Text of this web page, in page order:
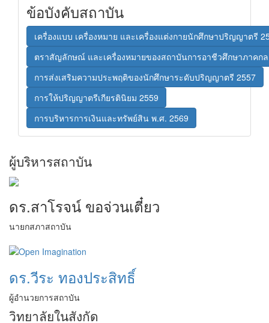
ข้อบังคับสถาบัน
เครื่องแบบ เครื่องหมาย และเครื่องแต่งกายนักศึกษาปริญญาตรี
ตราสัญลักษณ์ และเครื่องหมายของสถาบันการอาชีวศึกษาภาคกล
การส่งเสริมความประพฤติของนักศึกษาระดับปริญญาตรี 2557
การให้ปริญญาตรีเกียรตินิยม 2559
การบริหารการเงินและทรัพย์สิน พ.ศ. 2569
ผู้บริหารสถาบัน
ดร.สาโรจน์ ขอจ่วนเตี๋ยว
นายกสภาสถาบัน
ดร.วีระ ทองประสิทธิ์
ผู้อำนวยการสถาบัน
วิทยาลัยในสังกัด